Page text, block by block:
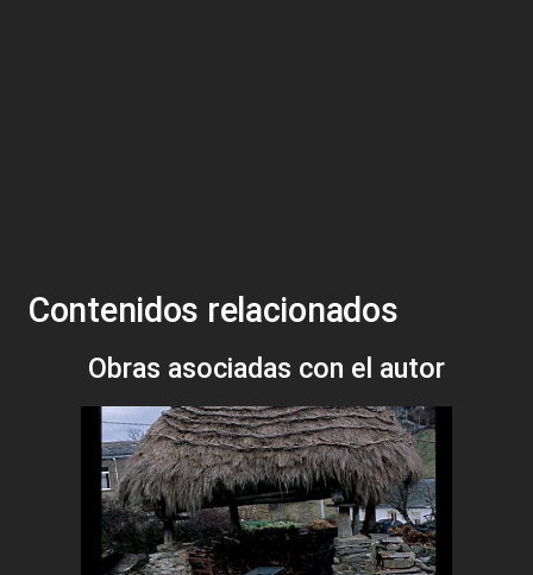
Contenidos relacionados
Obras asociadas con el autor